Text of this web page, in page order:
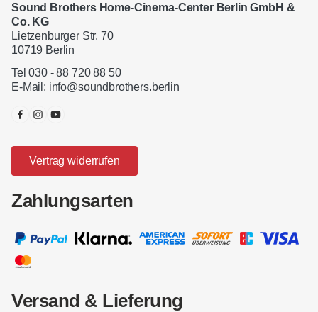
Sound Brothers Home-Cinema-Center Berlin GmbH &
Co. KG
Lietzenburger Str. 70
10719 Berlin
Tel 030 - 88 720 88 50
E-Mail: info@soundbrothers.berlin
Vertrag widerrufen
Zahlungsarten
Versand & Lieferung